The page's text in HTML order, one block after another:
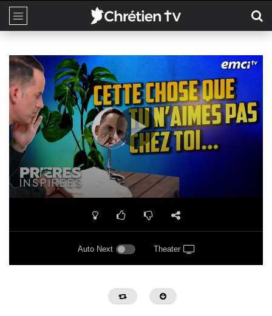
Auto Next Theater